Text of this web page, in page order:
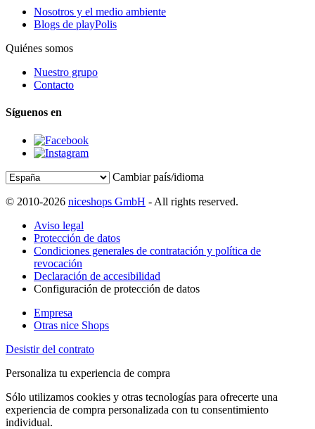
Nosotros y el medio ambiente
Blogs de playPolis
Quiénes somos
Nuestro grupo
Contacto
Síguenos en
Cambiar país/idioma
© 2010-2026 niceshops GmbH - All rights reserved.
Aviso legal
Protección de datos
Condiciones generales de contratación y política de
revocación
Declaración de accesibilidad
Configuración de protección de datos
Empresa
Otras nice Shops
Desistir del contrato
Personaliza tu experiencia de compra
Sólo utilizamos cookies y otras tecnologías para ofrecerte una
experiencia de compra personalizada con tu consentimiento
individual.